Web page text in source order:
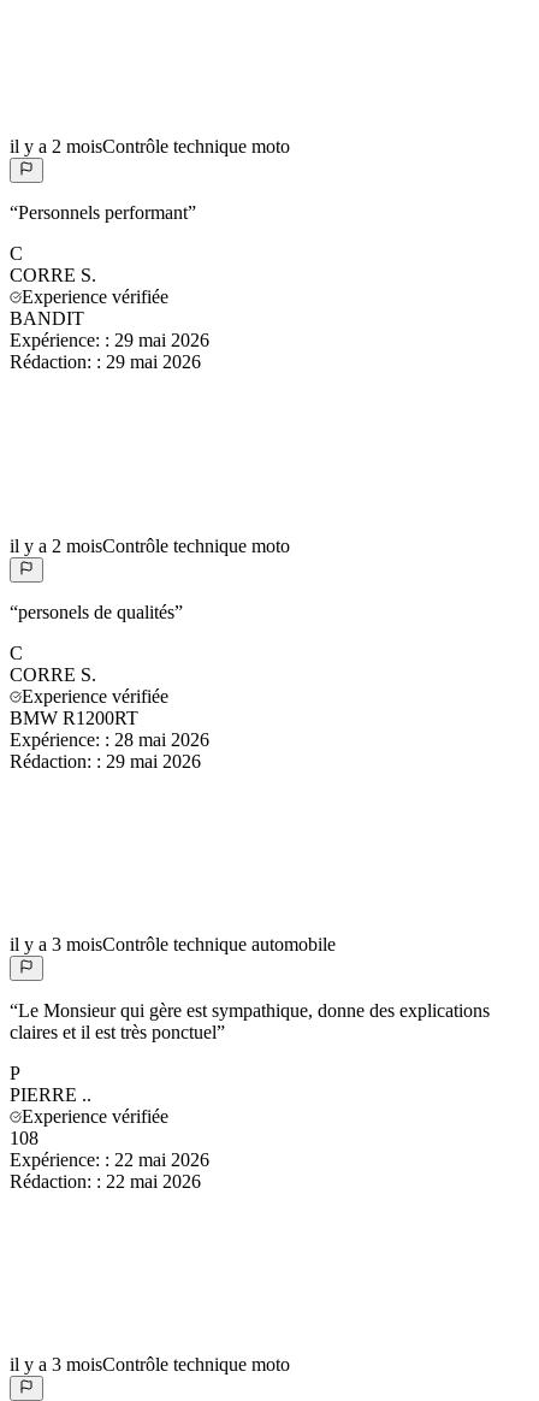
il y a 2 moisContrôle technique moto
“Personnels performant”
C
CORRE S.
Experience vérifiée
BANDIT
Expérience: : 29 mai 2026
Rédaction: : 29 mai 2026
il y a 2 moisContrôle technique moto
“personels de qualités”
C
CORRE S.
Experience vérifiée
BMW R1200RT
Expérience: : 28 mai 2026
Rédaction: : 29 mai 2026
il y a 3 moisContrôle technique automobile
“Le Monsieur qui gère est sympathique, donne des explications
claires et il est très ponctuel”
P
PIERRE ..
Experience vérifiée
108
Expérience: : 22 mai 2026
Rédaction: : 22 mai 2026
il y a 3 moisContrôle technique moto